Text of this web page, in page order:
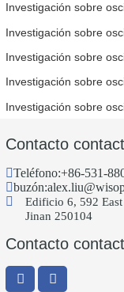
Contacto
Teléfono:+86-531-
buzón:
Edificio 6, 592
Jinan 250104
Contacto